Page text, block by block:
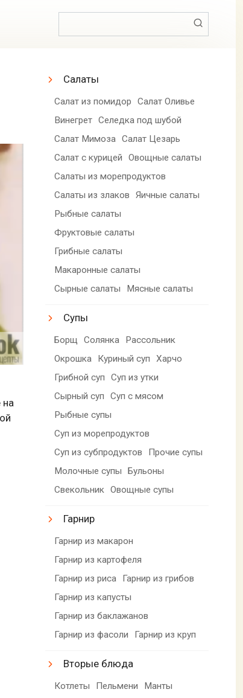
на
Салаты
Салат из помидор
Салат Оливье
Винегрет Селедка под шубой
Салат Мимоза Салат Цезарь
Салат с курицей
Овощные салаты
Салаты из морепродуктов
Салаты из злаков
Яичные салаты
Рыбные салаты
Фруктовые салаты
Грибные салаты
Макаронные салаты
Сырные салаты
Мясные салаты
Супы
Борщ Солянка
Рассольник
Окрошка
Куриный суп
Харчо
Грибной суп
Суп из утки
Сырный суп
Суп с мясом
Рыбные супы
Суп из морепродуктов
Суп из субпродуктов
Прочие супы
Молочные супы
Бульоны
Свекольник Овощные супы
Гарнир
Гарнир из макарон
Гарнир из картофеля
Гарнир из риса
Гарнир из грибов
Гарнир из капусты
Гарнир из баклажанов
Гарнир из фасоли
Гарнир из круп
Вторые блюда
Котлеты Пельмени
Манты